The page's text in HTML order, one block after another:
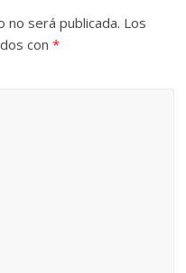
no será publicada. Los
con*